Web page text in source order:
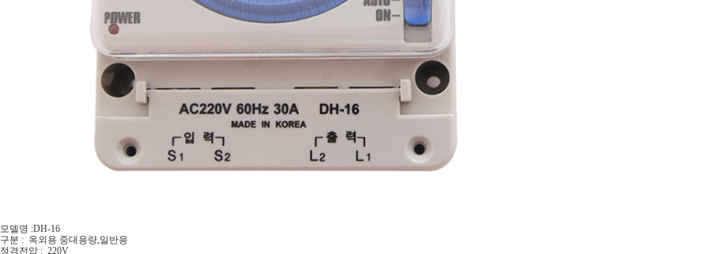
모델명 :DH-16
구분 : 옥외용 중대용량,일반용
정격전압 : 220V